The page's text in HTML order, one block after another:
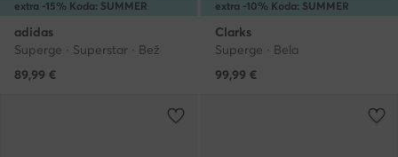
extra -15% Koda: SUMMER
adidas
Superge · Superstar · Bež
89,99 €
extra -10% Koda: SUMMER
Clarks
Superge · Bela
99,99 €